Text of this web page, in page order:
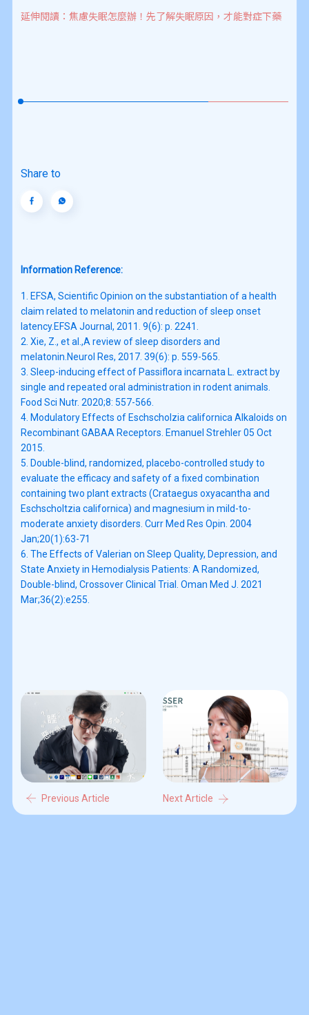
延伸閱讀：焦慮失眠怎麼辦！先了解失眠原因，才能對症下藥
Share to
Information Reference:
1. EFSA, Scientific Opinion on the substantiation of a health
claim related to melatonin and reduction of sleep onset
latency.EFSA Journal, 2011. 9(6): p. 2241.
2. Xie, Z., et al.,A review of sleep disorders and
melatonin.Neurol Res, 2017. 39(6): p. 559-565.
3. Sleep-inducing effect of Passiflora incarnata L. extract by
single and repeated oral administration in rodent animals.
Food Sci Nutr. 2020;8: 557-566.
4. Modulatory Effects of Eschscholzia californica Alkaloids on
Recombinant GABAA Receptors. Emanuel Strehler 05 Oct
2015.
5. Double-blind, randomized, placebo-controlled study to
evaluate the efficacy and safety of a fixed combination
containing two plant extracts (Crataegus oxyacantha and
Eschscholtzia californica) and magnesium in mild-to-
moderate anxiety disorders. Curr Med Res Opin. 2004
Jan;20(1):63-71
6. The Effects of Valerian on Sleep Quality, Depression, and
State Anxiety in Hemodialysis Patients: A Randomized,
Double-blind, Crossover Clinical Trial. Oman Med J. 2021
Previous Article Next Article